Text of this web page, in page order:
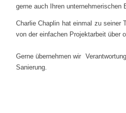
gerne auch Ihren unternehmerischen
Charlie Chaplin hat einmal zu seiner
von der einfachen Projektarbeit über
Gerne übernehmen wir
Sanierung.